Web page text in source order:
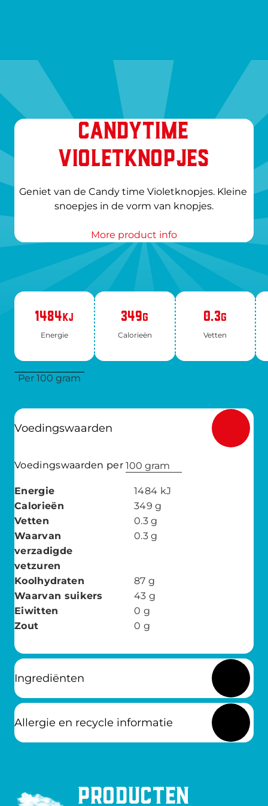
CANDYTIME
VIOLETKNOPJES
Geniet van de Candy time Violetknopjes. Kleine
More product info
1484KJ
Ener­gie
349G
Ca­lo­rie­ën
0.3G
Vet­ten
Per 100 gram
Voedingswaarden
Voedingswaarden per 100 gram
Energie 1484 kJ
Calorieën
349 g
Vetten
0.3 g
Waarvan
verzadigde
vetzuren
0.3 g
Koolhydraten 87 g
Waarvan suikers
43 g
Eiwitten
0 g
Zout
0 g
Ingrediënten
Allergie en recycle informatie
Producten